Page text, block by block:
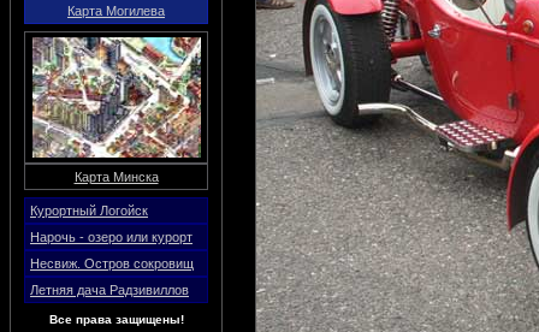
Карта Могилева
Карта Минска
Курортный Логойск
Нарочь - озеро или курорт
Несвиж. Остров сокровищ
Летняя дача Радзивиллов
Все права защищены!